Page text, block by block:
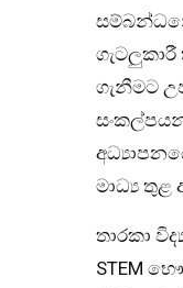
ගැනීමට
මාධ්‍ය තුළ
තාරකා
STEM